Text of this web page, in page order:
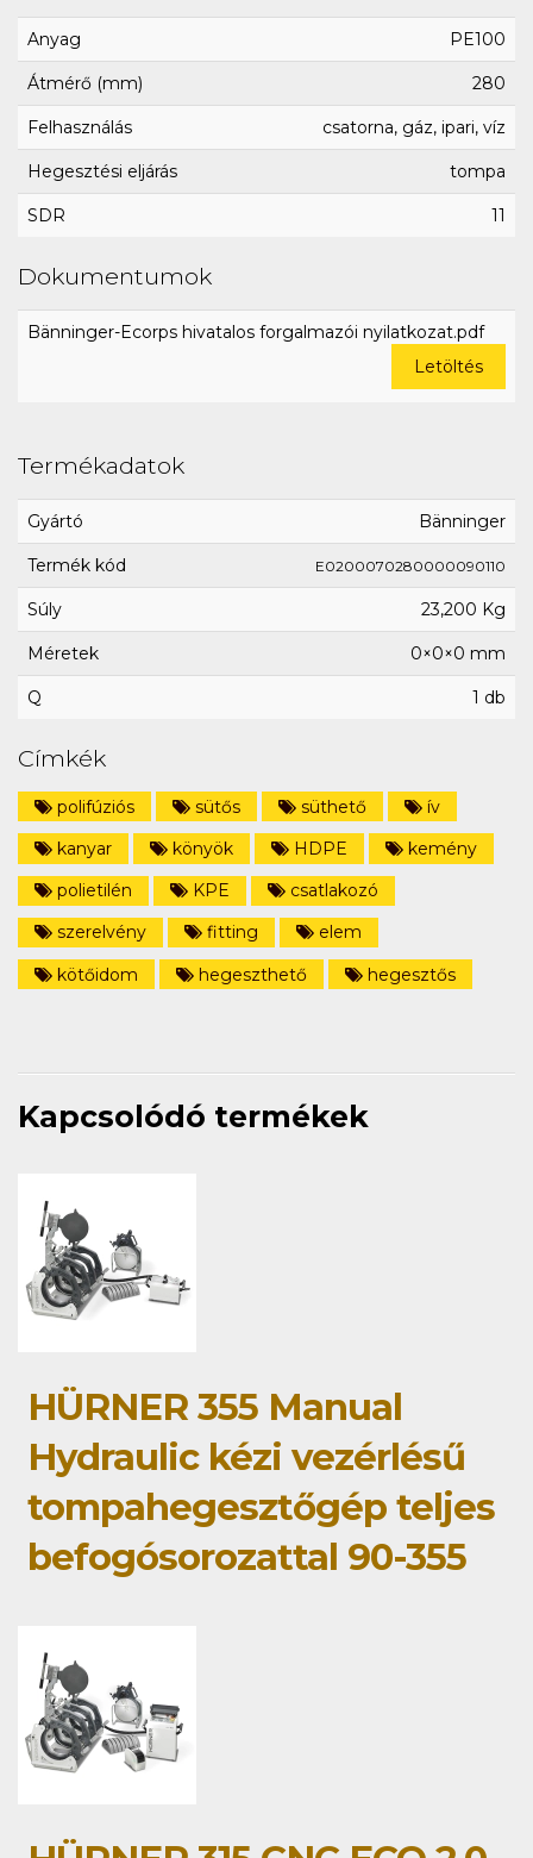
Anyag PE100
Átmérő (mm) 280
Felhasználás csatorna, gáz, ipari, víz
Hegesztési eljárás tompa
SDR 11
Dokumentumok
Bänninger-Ecorps hivatalos forgalmazói nyilatkozat.pdf
Letöltés
Termékadatok
Gyártó Bänninger
Termék kód E0200070280000090110
Súly 23,200 Kg
Méretek 0×0×0 mm
Q 1 db
Címkék
polifúziós sütős süthető
ív
kanyar
könyök HDPE
kemény
polietilén
KPE
csatlakozó
szerelvény
fitting
elem
kötőidom
hegeszthető hegesztős
Kapcsolódó termékek
HÜRNER 355 Manual
Hydraulic kézi vezérlésű
tompahegesztőgép teljes
befogósorozattal 90-355